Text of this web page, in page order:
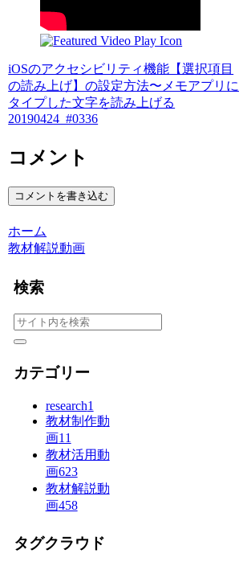
iOSのアクセシビリティ機能【選択項目
の読み上げ】の設定方法〜メモアプリに
タイプした文字を読み上げる
20190424_#0336
コメント
コメントを書き込む
ホーム
教材解説動画
検索
カテゴリー
research1
教材制作動
画11
教材活用動
画623
教材解説動
画458
タグクラウド